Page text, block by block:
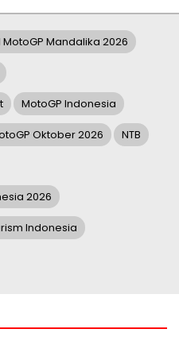
Mandalika 2026
MotoGP Indonesia
Oktober 2026 NTB
2026
Indonesia